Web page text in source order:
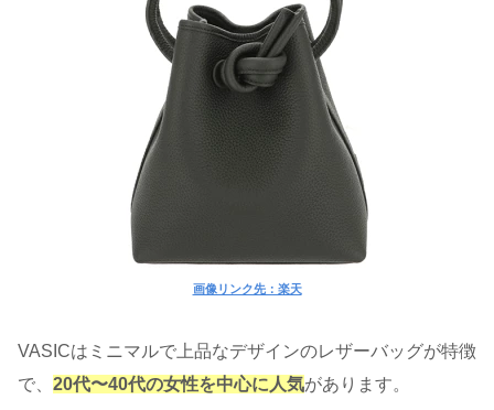
画像リンク先：楽天
VASICはミニマルで上品なデザインのレザーバッグが特徴
で、 20代〜40代の女性を中心に人気があります。